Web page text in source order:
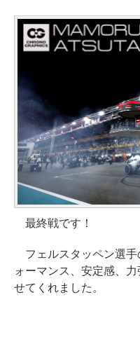
最終戦です！
フェルスタッペン選手
ォーマンス、安定感、
せてくれました。